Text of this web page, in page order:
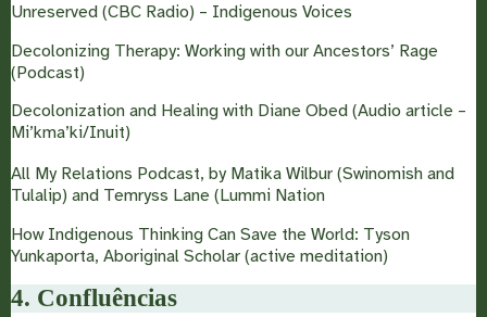
Unreserved (CBC Radio) – Indigenous Voices
Decolonizing Therapy: Working with our Ancestors’ Rage
(Podcast)
Decolonization and Healing with Diane Obed (Audio article –
Mi’kma’ki/Inuit)
All My Relations Podcast, by Matika Wilbur (Swinomish and
Tulalip) and Temryss Lane (Lummi Nation
How Indigenous Thinking Can Save the World: Tyson
Yunkaporta, Aboriginal Scholar (active meditation)
4. Confluências